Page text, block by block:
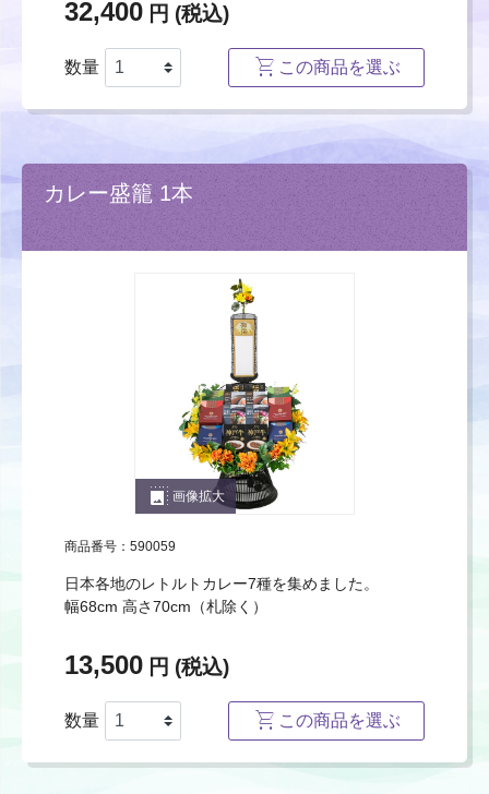
32,400 円 (税込)
数量 この商品を選ぶ
カレー盛籠 1本
photo_size_select_large 画像拡大
商品番号：590059
日本各地のレトルトカレー7種を集めました。
幅68cm 高さ70cm（札除く）
13,500 円 (税込)
数量 この商品を選ぶ